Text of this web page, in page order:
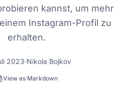
kannst, um mehr
Instagram-Profil zu
erhalten.
2023 Nikola Bojkov
View as Markdown